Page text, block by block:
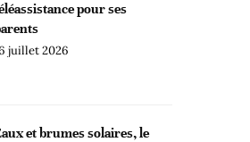
pour ses
juillet 2026
et brumes solaires, le